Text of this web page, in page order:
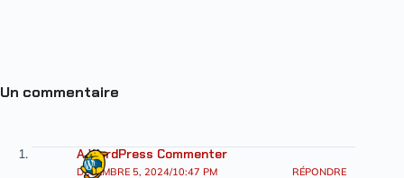
Un commentaire
A WordPress Commenter
DÉCEMBRE 5, 2024/10:47 PM RÉPONDRE